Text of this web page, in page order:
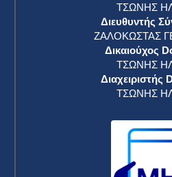
ΤΣΩΝΗΣ
Διευθυντής
ΖΑΛΟΚΩΣΤΑΣ
Δικαιούχος
ΤΣΩΝΗΣ
Διαχειριστής
ΤΣΩΝΗΣ